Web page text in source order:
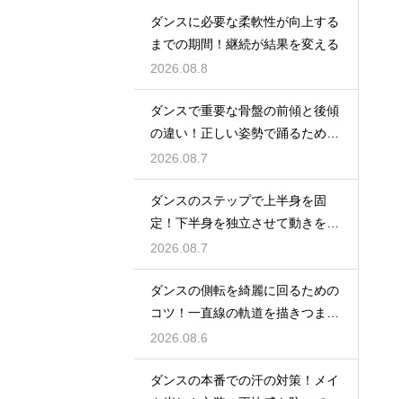
ダンスに必要な柔軟性が向上する
までの期間！継続が結果を変える
2026.08.8
ダンスで重要な骨盤の前傾と後傾
の違い！正しい姿勢で踊るための
鍵
2026.08.7
ダンスのステップで上半身を固
定！下半身を独立させて動きを際
立たせる
2026.08.7
ダンスの側転を綺麗に回るための
コツ！一直線の軌道を描きつま先
まで伸ばす
2026.08.6
ダンスの本番での汗の対策！メイ